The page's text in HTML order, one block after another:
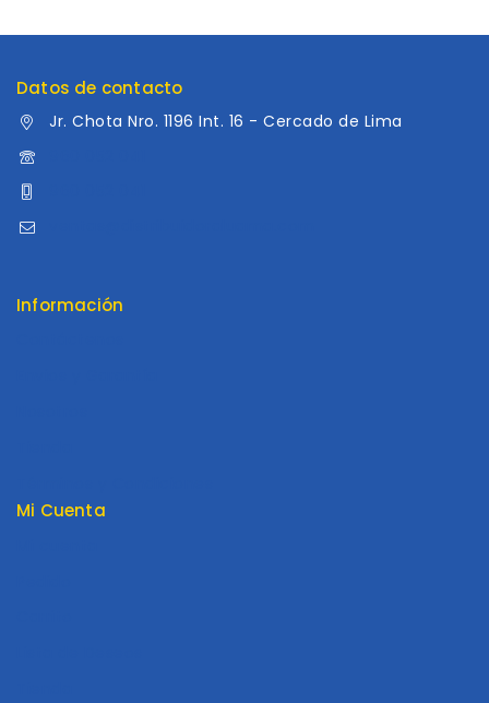
Datos de contacto
Jr. Chota Nro. 1196 Int. 16 - Cercado de Lima
Información
Mi Cuenta